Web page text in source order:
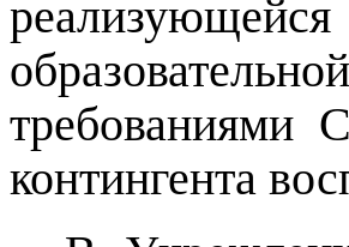
требованиями
контингента